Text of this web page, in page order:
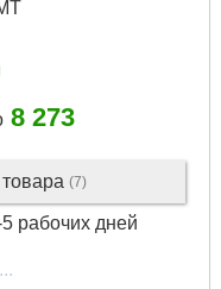
8 273
(7)
рабочих дней